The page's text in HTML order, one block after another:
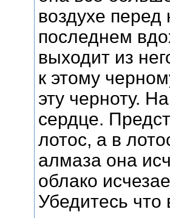
воздухе
последнем
выходит из
к этому
эту черноту.
сердце.
лотос, а в
алмаза она
облако
Убедитесь что